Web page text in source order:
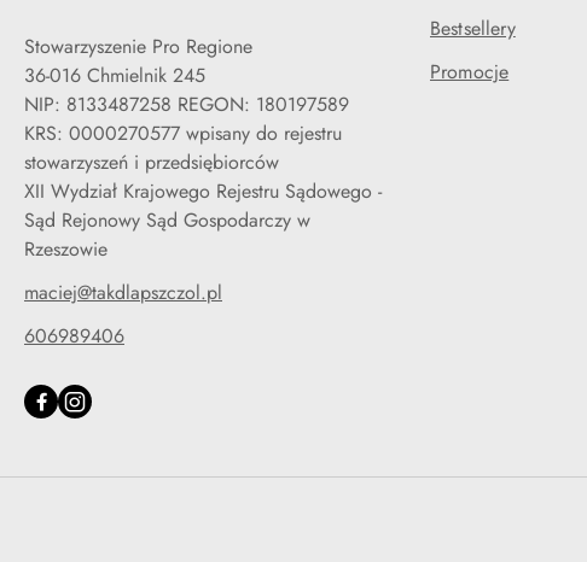
Stowarzyszenie Pro Regione
36-016 Chmielnik 245
NIP: 8133487258 REGON: 180197589
KRS: 0000270577 wpisany do rejestru
stowarzyszeń i przedsiębiorców
XII Wydział Krajowego Rejestru Sądowego -
Sąd Rejonowy Sąd Gospodarczy w
Rzeszowie
maciej@takdlapszczol.pl
606989406
Bestsellery
Promocje